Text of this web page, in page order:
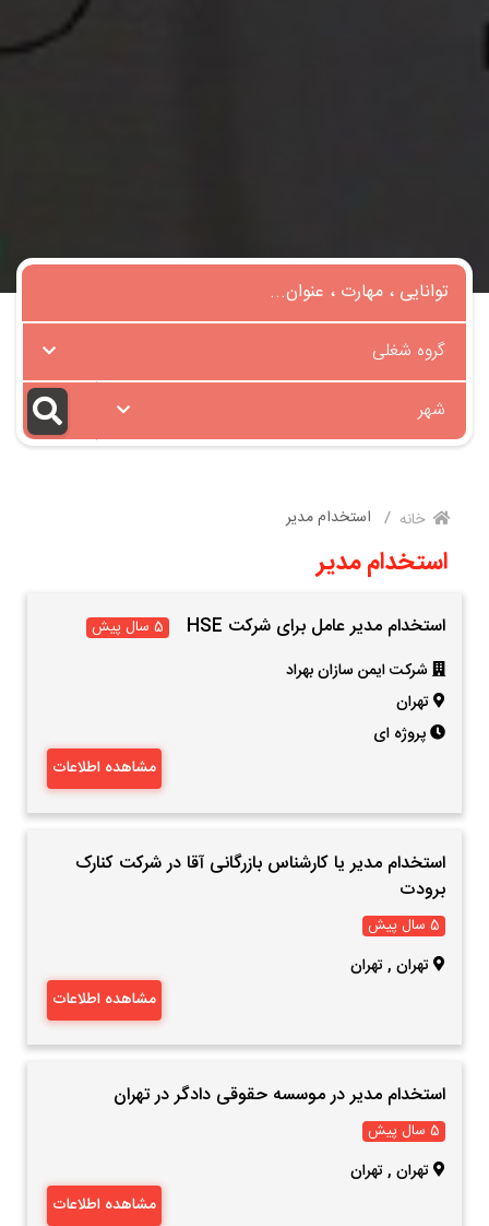
گروه شغلی
شهر
خانه استخدام مدیر
استخدام مدیر
استخدام مدیر عامل برای شرکت HSE 5 سال پیش
شرکت ایمن سازان بهراد
تهران
پروژه ای
مشاهده اطلاعات
استخدام مدیر یا کارشناس بازرگانی آقا در شرکت کنارک
برودت
5 سال پیش
تهران ,تهران
مشاهده اطلاعات
استخدام مدیر در موسسه حقوقی دادگر در تهران
5 سال پیش
تهران ,تهران
مشاهده اطلاعات